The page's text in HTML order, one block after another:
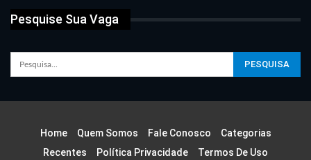
Pesquise Sua Vaga
Home Quem Somos Fale Conosco
Categorias
Recentes
Política Privacidade Termos De Uso